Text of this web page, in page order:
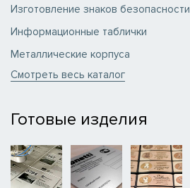
Изготовление знаков безопасности
Информационные таблички
Металлические корпуса
Смотреть весь каталог
Готовые изделия